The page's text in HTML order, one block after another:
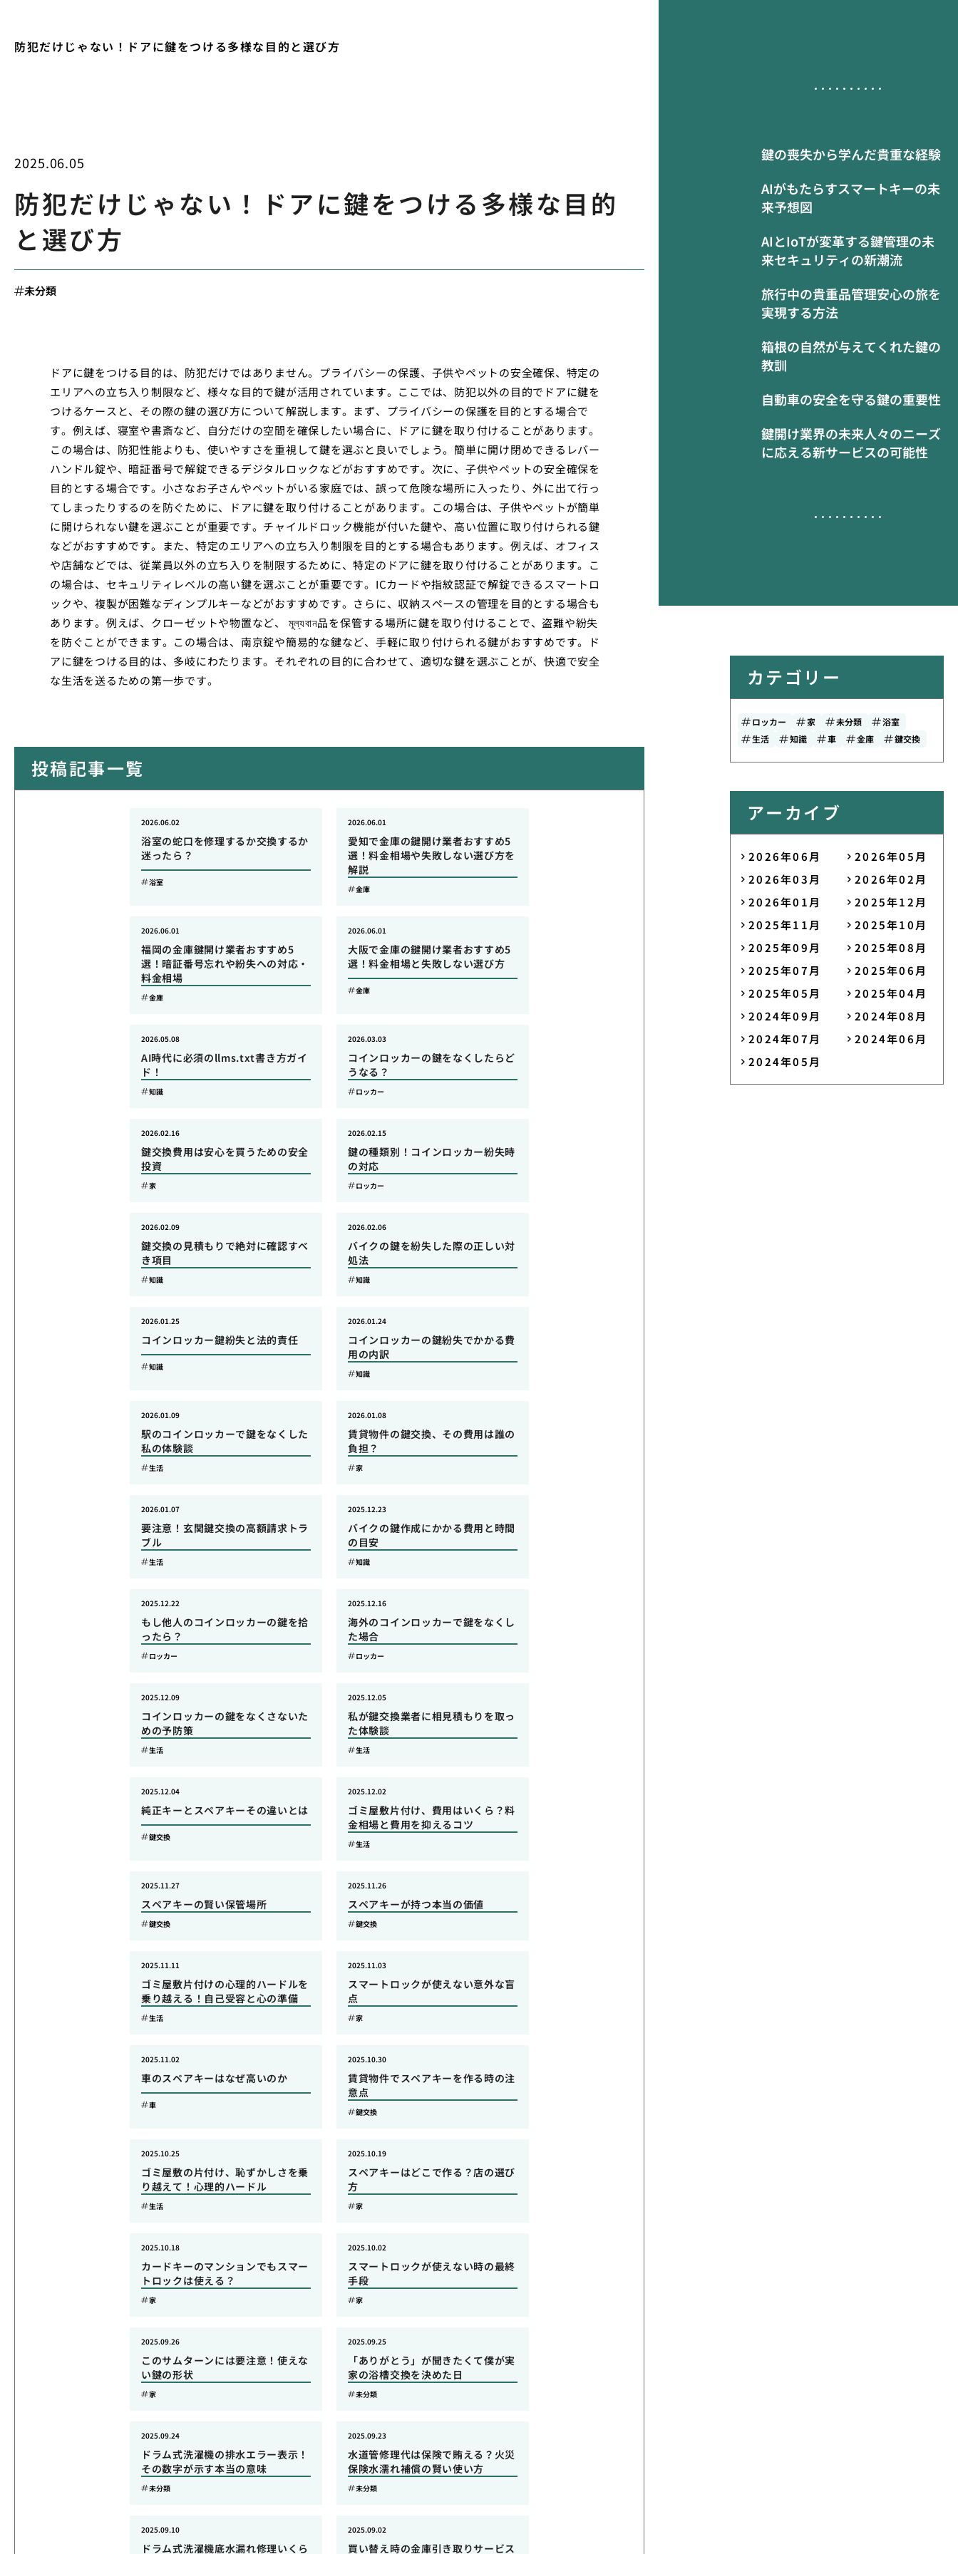
防犯だけじゃない！ドアに鍵をつける多様な目的と選び方
鍵の喪失から学んだ貴重な経験
AIがもたらすスマートキーの未
来予想図
AIとIoTが変革する鍵管理の未
来セキュリティの新潮流
旅行中の貴重品管理安心の旅を
実現する方法
箱根の自然が与えてくれた鍵の
教訓
自動車の安全を守る鍵の重要性
鍵開け業界の未来人々のニーズ
に応える新サービスの可能性
2025.06.05
防犯だけじゃない！ドアに鍵をつける多様な目的
と選び方
未分類
ドアに鍵をつける目的は、防犯だけではありません。プライバシーの保護、子供やペットの安全確保、特定の
エリアへの立ち入り制限など、様々な目的で鍵が活用されています。ここでは、防犯以外の目的でドアに鍵を
つけるケースと、その際の鍵の選び方について解説します。まず、プライバシーの保護を目的とする場合で
す。例えば、寝室や書斎など、自分だけの空間を確保したい場合に、ドアに鍵を取り付けることがあります。
この場合は、防犯性能よりも、使いやすさを重視して鍵を選ぶと良いでしょう。簡単に開け閉めできるレバー
ハンドル錠や、暗証番号で解錠できるデジタルロックなどがおすすめです。次に、子供やペットの安全確保を
目的とする場合です。小さなお子さんやペットがいる家庭では、誤って危険な場所に入ったり、外に出て行っ
てしまったりするのを防ぐために、ドアに鍵を取り付けることがあります。この場合は、子供やペットが簡単
に開けられない鍵を選ぶことが重要です。チャイルドロック機能が付いた鍵や、高い位置に取り付けられる鍵
などがおすすめです。また、特定のエリアへの立ち入り制限を目的とする場合もあります。例えば、オフィス
や店舗などでは、従業員以外の立ち入りを制限するために、特定のドアに鍵を取り付けることがあります。こ
の場合は、セキュリティレベルの高い鍵を選ぶことが重要です。ICカードや指紋認証で解錠できるスマートロ
ックや、複製が困難なディンプルキーなどがおすすめです。さらに、収納スペースの管理を目的とする場合も
あります。例えば、クローゼットや物置など、 মূল্যবান品を保管する場所に鍵を取り付けることで、盗難や紛失
を防ぐことができます。この場合は、南京錠や簡易的な鍵など、手軽に取り付けられる鍵がおすすめです。ド
アに鍵をつける目的は、多岐にわたります。それぞれの目的に合わせて、適切な鍵を選ぶことが、快適で安全
な生活を送るための第一歩です。
投稿記事一覧
浴室の蛇口を修理するか交換するか
迷ったら？
2026.06.02
浴室
愛知で金庫の鍵開け業者おすすめ5
選！料金相場や失敗しない選び方を
解説
2026.06.01
金庫
福岡の金庫鍵開け業者おすすめ5
選！暗証番号忘れや紛失への対応・
料金相場
2026.06.01
金庫
大阪で金庫の鍵開け業者おすすめ5
選！料金相場と失敗しない選び方
2026.06.01
金庫
AI時代に必須のllms.txt書き方ガイ
ド！
2026.05.08
知識
コインロッカーの鍵をなくしたらど
うなる？
2026.03.03
ロッカー
鍵交換費用は安心を買うための安全
投資
2026.02.16
家
鍵の種類別！コインロッカー紛失時
の対応
2026.02.15
ロッカー
鍵交換の見積もりで絶対に確認すべ
き項目
2026.02.09
知識
バイクの鍵を紛失した際の正しい対
処法
2026.02.06
知識
コインロッカー鍵紛失と法的責任
2026.01.25
知識
コインロッカーの鍵紛失でかかる費
用の内訳
2026.01.24
知識
駅のコインロッカーで鍵をなくした
私の体験談
2026.01.09
生活
賃貸物件の鍵交換、その費用は誰の
負担？
2026.01.08
家
要注意！玄関鍵交換の高額請求トラ
ブル
2026.01.07
生活
バイクの鍵作成にかかる費用と時間
の目安
2025.12.23
知識
もし他人のコインロッカーの鍵を拾
ったら？
2025.12.22
ロッカー
海外のコインロッカーで鍵をなくし
た場合
2025.12.16
ロッカー
コインロッカーの鍵をなくさないた
めの予防策
2025.12.09
生活
私が鍵交換業者に相見積もりを取っ
た体験談
2025.12.05
生活
純正キーとスペアキーその違いとは
2025.12.04
鍵交換
ゴミ屋敷片付け、費用はいくら？料
金相場と費用を抑えるコツ
2025.12.02
生活
スペアキーの賢い保管場所
2025.11.27
鍵交換
スペアキーが持つ本当の価値
2025.11.26
鍵交換
ゴミ屋敷片付けの心理的ハードルを
乗り越える！自己受容と心の準備
2025.11.11
生活
スマートロックが使えない意外な盲
点
2025.11.03
家
車のスペアキーはなぜ高いのか
2025.11.02
車
賃貸物件でスペアキーを作る時の注
意点
2025.10.30
鍵交換
ゴミ屋敷の片付け、恥ずかしさを乗
り越えて！心理的ハードル
2025.10.25
生活
スペアキーはどこで作る？店の選び
方
2025.10.19
家
カードキーのマンションでもスマー
トロックは使える？
2025.10.18
家
スマートロックが使えない時の最終
手段
2025.10.02
家
このサムターンには要注意！使えな
い鍵の形状
2025.09.26
家
「ありがとう」が聞きたくて僕が実
家の浴槽交換を決めた日
2025.09.25
未分類
ドラム式洗濯機の排水エラー表示！
その数字が示す本当の意味
2025.09.24
未分類
水道管修理代は保険で賄える？火災
保険水濡れ補償の賢い使い方
2025.09.23
未分類
ドラム式洗濯機底水漏れ修理いくら
2025.09.10
買い替え時の金庫引き取りサービス
2025.09.02
カテゴリー
ロッカー 家 未分類
浴室
生活
知識 車 金庫 鍵交換
アーカイブ
2026年06月
2026年05月
2026年03月
2026年02月
2026年01月
2025年12月
2025年11月
2025年10月
2025年09月
2025年08月
2025年07月
2025年06月
2025年05月
2025年04月
2024年09月
2024年08月
2024年07月
2024年06月
2024年05月